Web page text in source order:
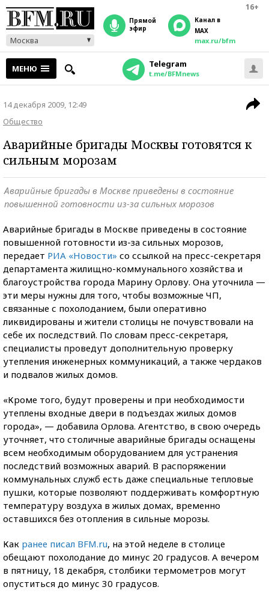
16+
Москва
прямой
эфир
Канал в
MAX
max.ru/bfm
МЕНЮ Telegram
t.me/BFMnews
14 декабря 2009, 12:49
Общество
Аварийные бригады Москвы готовятся к
сильным морозам
Аварийные бригады в Москве приведены в состояние
повышенной готовности из-за сильных морозов
Аварийные бригады в Москве приведены в состояние
повышенной готовности из-за сильных морозов,
передает РИА «Новости» со ссылкой на пресс-секретаря
департамента жилищно-коммунального хозяйства и
благоустройства города Марину Орлову. Она уточнила —
эти меры нужны для того, чтобы возможные ЧП,
связанные с похолоданием, были оперативно
ликвидированы и жители столицы не почувствовали на
себе их последствий. По словам пресс-секретаря,
специалисты проведут дополнительную проверку
утепления инженерных коммуникаций, а также чердаков
и подвалов жилых домов.
«Кроме того, будут проверены и при необходимости
утеплены входные двери в подъездах жилых домов
города», — добавила Орлова. Агентство, в свою очередь
уточняет, что столичные аварийные бригады оснащены
всем необходимым оборудованием для устранения
последствий возможных аварий. В распоряжении
коммунальных служб есть даже специальные тепловые
пушки, которые позволяют поддерживать комфортную
температуру воздуха в жилых домах, временно
оставшихся без отопления в сильные морозы.
Как ранее писал BFM.ru, на этой неделе в столице
обещают похолодание до минус 20 градусов. А вечером
в пятницу, 18 декабря, столбики термометров могут
опуститься до минус 30 градусов.